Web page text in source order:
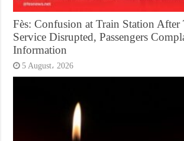
Fès: Confusion at Train Station After
Service Disrupted, Passengers
Information
5 August، 2026